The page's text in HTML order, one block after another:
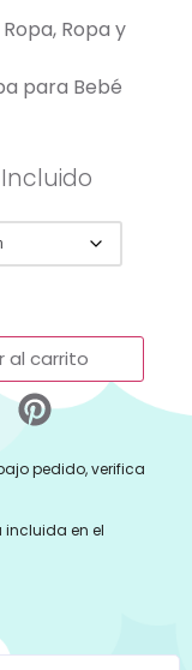
Ropa, Ropa y
para Bebé
al carrito
pedido, verifica
incluida en el